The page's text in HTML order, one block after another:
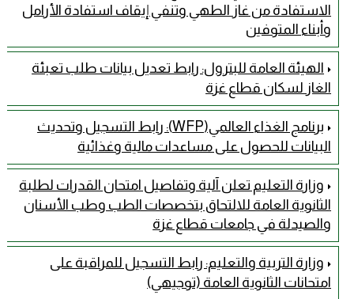
الاستفادة من غاز الطهي وتنفي إيقاف استفادة الأرامل
وأبناء المتوفين
الهيئة العامة للبترول: رابط تعديل بيانات طلب تعبئة
الغاز لسكان قطاع غزة
برنامج الغذاء العالمي(WFP): رابط التسجيل وتحديث
البيانات للحصول على مساعدات مالية وغذائية
وزارة التعليم تعلن آلية وتفاصيل امتحان القدرات لطلبة
الثانوية العامة للالتحاق بتخصصات الطب وطب الأسنان
والصيدلة في جامعات قطاع غزة
وزارة التربية والتعليم: رابط التسجيل للمراقبة على
امتحانات الثانوية العامة (توجيهي)